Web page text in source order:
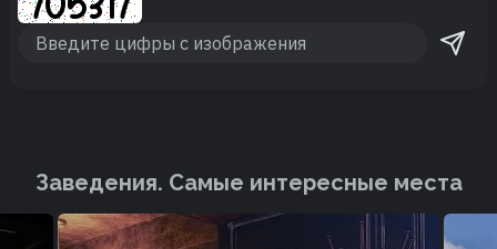
Заведения. Cамые интересные места